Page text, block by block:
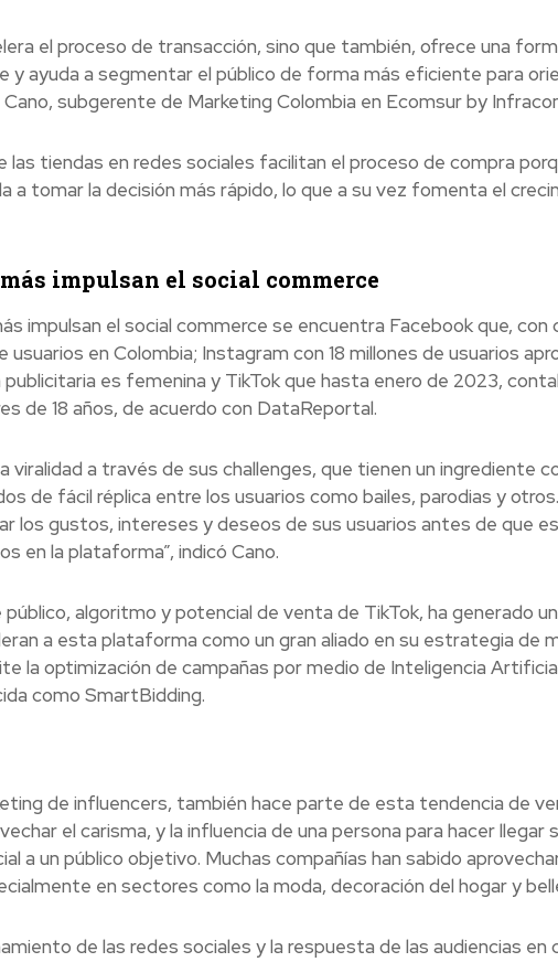
el proceso de transacción, sino que también, ofrece una
y ayuda a segmentar el público de forma más eficiente para
subgerente de Marketing Colombia en Ecomsur by
las tiendas en redes sociales facilitan el proceso de compra
a tomar la decisión más rápido, lo que a su vez fomenta el
impulsan el social commerce
impulsan el social commerce se encuentra Facebook que, con
en Colombia; Instagram con 18 millones de usuarios
publicitaria es femenina y TikTok que hasta enero de 2023,
de 18 años, de acuerdo con DataReportal.
viralidad a través de sus challenges, que tienen un ingrediente
de fácil réplica entre los usuarios como bailes, parodias y
los gustos, intereses y deseos de sus usuarios antes de que
en la plataforma”, indicó Cano.
algoritmo y potencial de venta de TikTok, ha generado
a esta plataforma como un gran aliado en su estrategia de
la optimización de campañas por medio de Inteligencia
como SmartBidding.
de influencers, también hace parte de esta tendencia de
el carisma, y la influencia de una persona para hacer llegar
a un público objetivo. Muchas compañías han sabido
en sectores como la moda, decoración del hogar y
de las redes sociales y la respuesta de las audiencias en